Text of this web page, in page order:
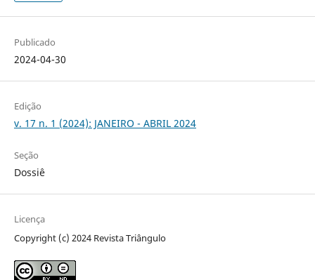
Publicado
2024-04-30
Edição
v. 17 n. 1 (2024): JANEIRO - ABRIL 2024
Seção
Dossiê
Licença
Copyright (c) 2024 Revista Triângulo